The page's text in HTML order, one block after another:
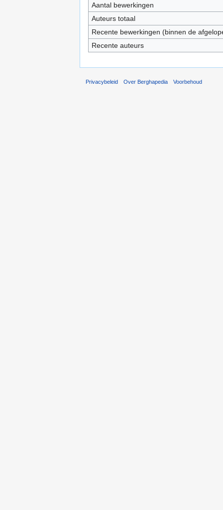
Aantal bewerkingen
Auteurs totaal
Recente bewerkingen (binnen de
Recente auteurs
Privacybeleid Over Berghapedia Voorbehoud